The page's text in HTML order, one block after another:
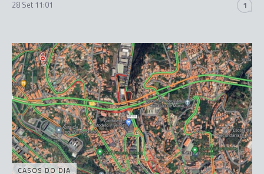
28 Set 11:01 1
CASOS DO DIA